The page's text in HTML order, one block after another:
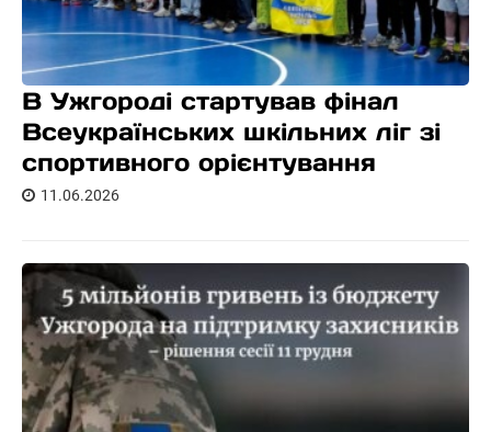
В Ужгороді стартував фінал
Всеукраїнських шкільних ліг зі
спортивного орієнтування
11.06.2026